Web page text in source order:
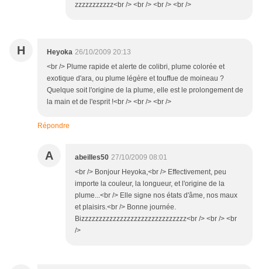
zzzzzzzzzzz<br /> <br /> <br /> <br />
H Heyoka 26/10/2009 20:13
<br /> Plume rapide et alerte de colibri, plume colorée et
exotique d'ara, ou plume légère et touffue de moineau ?
Quelque soit l'origine de la plume, elle est le prolongement de
la main et de l'esprit !<br /> <br /> <br />
Répondre
A abeilles50 27/10/2009 08:01
<br /> Bonjour Heyoka,<br /> Effectivement, peu
importe la couleur, la longueur, et l'origine de la
plume...<br /> Elle signe nos états d'âme, nos maux
et plaisirs.<br /> Bonne journée.
Bizzzzzzzzzzzzzzzzzzzzzzzzzzzzzz<br /> <br /> <br
/>